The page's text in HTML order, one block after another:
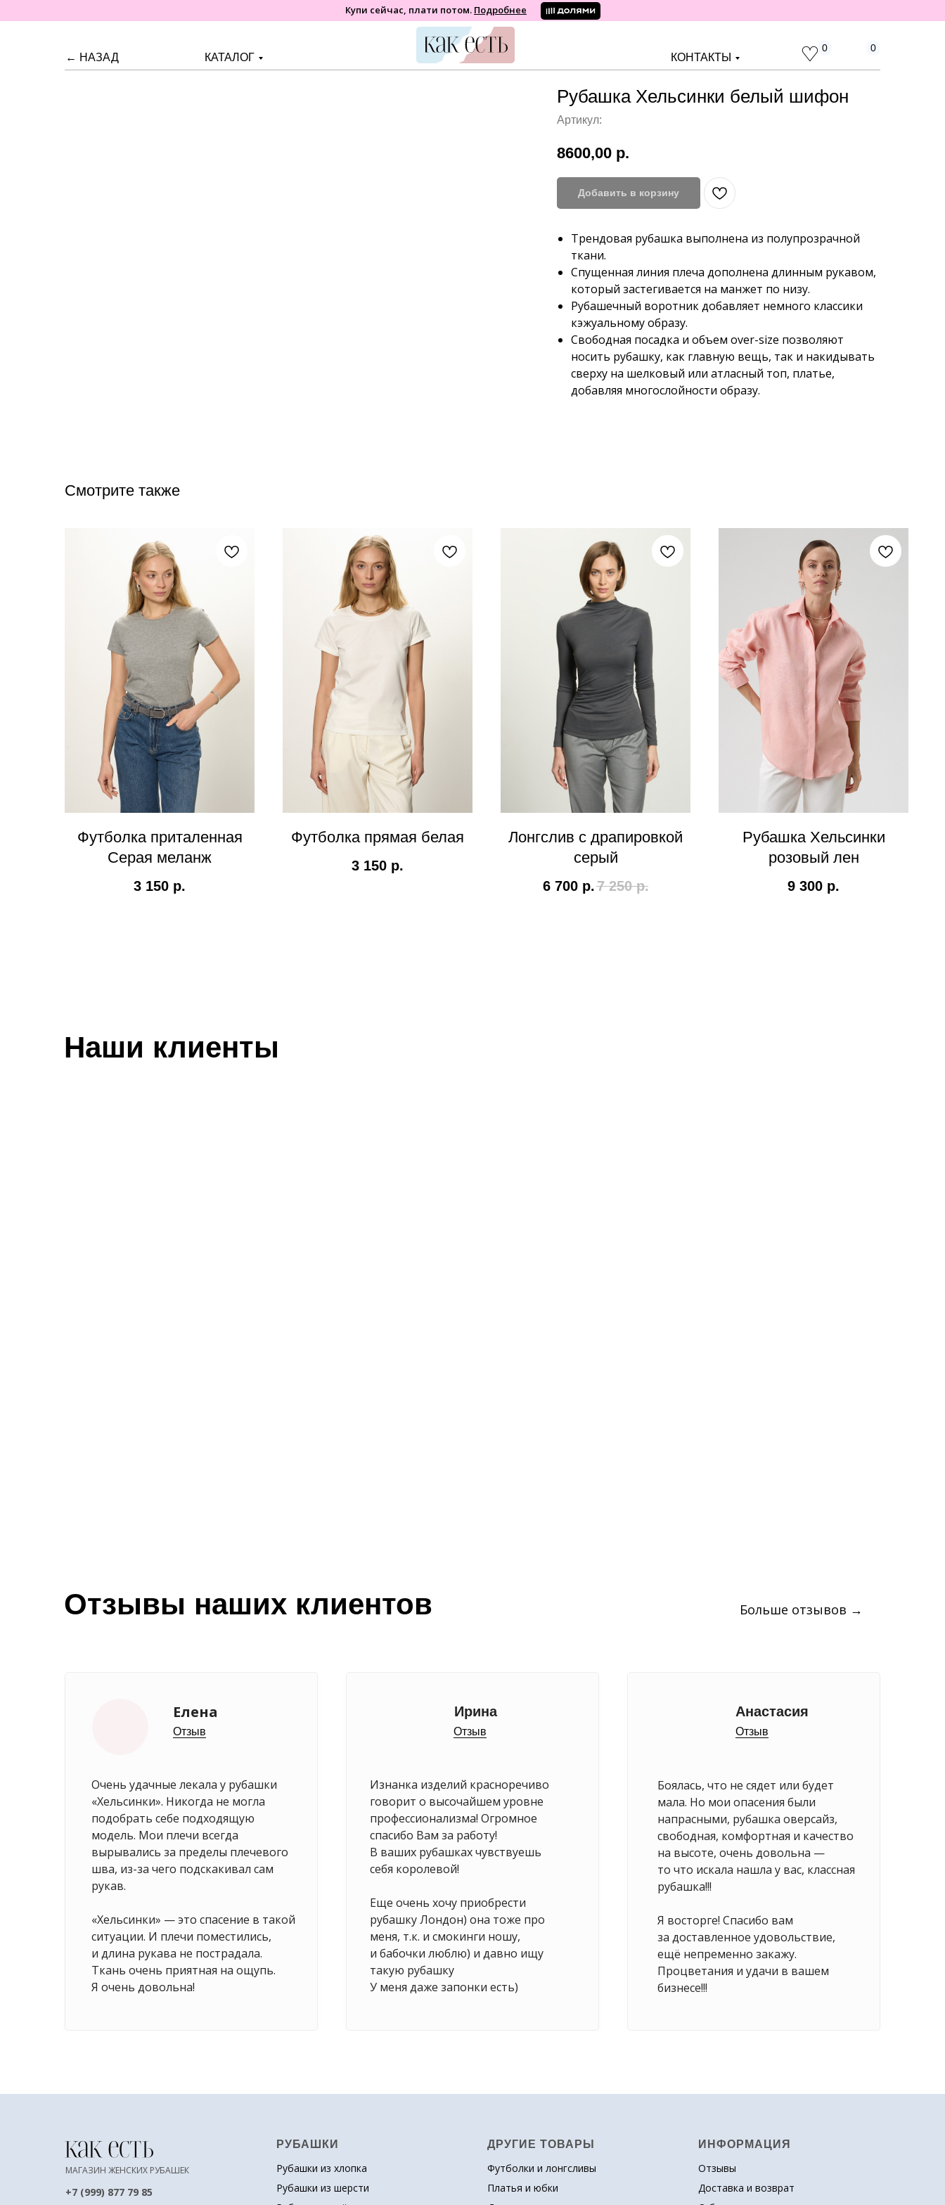
КОНТАКТЫ
КАТАЛОГ
0
← НАЗАД
0
Купи сейчас, плати потом. Подробнее
Рубашка Хельсинки белый шифон
Артикул:
8600,00 р.
Добавить в корзину
Трендовая рубашка выполнена из полупрозрачной
ткани.
Спущенная линия плеча дополнена длинным рукавом,
который застегивается на манжет по низу.
Рубашечный воротник добавляет немного классики
кэжуальному образу.
Свободная посадка и объем over-size позволяют
носить рубашку, как главную вещь, так и накидывать
сверху на шелковый или атласный топ, платье,
добавляя многослойности образу.
Смотрите также
Футболка приталенная
Серая меланж
3 150 р.
Футболка прямая белая
3 150 р.
Лонгслив с драпировкой
серый
6 700 р.7 250 р.
Рубашка Хельсинки
розовый лен
9 300 р.
Наши клиенты
Отзывы наших клиентов Больше отзывов →
Елена Ирина Анастасия
Очень удачные лекала у рубашки
«Хельсинки». Никогда не могла
подобрать себе подходящую
модель. Мои плечи всегда
вырывались за пределы плечевого
шва, из-за чего подскакивал сам
рукав.
«Хельсинки» — это спасение в такой
ситуации. И плечи поместились,
и длина рукава не пострадала.
Ткань очень приятная на ощупь.
Я очень довольна!
Изнанка изделий красноречиво
говорит о высочайшем уровне
профессионализма! Огромное
спасибо Вам за работу!
В ваших рубашках чувствуешь
себя королевой!
Еще очень хочу приобрести
рубашку Лондон) она тоже про
меня, т.к. и смокинги ношу,
и бабочки люблю) и давно ищу
такую рубашку
У меня даже запонки есть)
Боялась, что не сядет или будет
мала. Но мои опасения были
напрасными, рубашка оверсайз,
свободная, комфортная и качество
на высоте, очень довольна —
то что искала нашла у вас, классная
рубашка!!!
Я восторге! Спасибо вам
за доставленное удовольствие,
ещё непременно закажу.
Процветания и удачи в вашем
бизнесе!!!
Отзыв
Отзыв
Отзыв
РУБАШКИ
Рубашки из хлопка
Рубашки из шерсти
ДРУГИЕ ТОВАРЫ
Отзывы
Доставка и возврат
Футболки и лонгсливы
Платья и юбки
МАГАЗИН ЖЕНСКИХ РУБАШЕК
+7 (999) 877 79 85
ИНФОРМАЦИЯ